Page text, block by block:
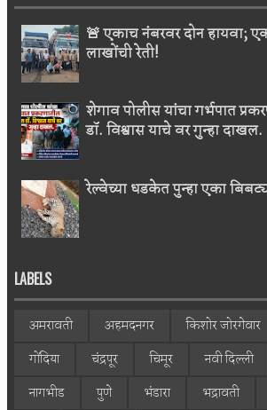
🚨 एकाच नंबरवर दोन हायवा;
लाखोंची रेती!
शेगाव पोलीस यांचा गर्भपात
डॉ. विश्वास याचे वर गुन्हा दाखल.
रेल्वेच्या धडकेत पुन्हा एका
LABELS
अमरावती अहमदनगर किशोर जोरगेवार
गोंदिया
चंद्रपूर चिमूर नवी दिल्ली
नागभीड
पुणे भंडारा भद्रावती